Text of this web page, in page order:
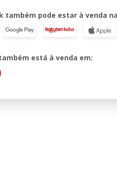
também pode estar à venda
está à venda em: